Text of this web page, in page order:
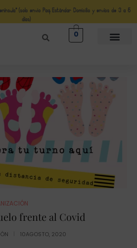
(solo envio Paq Estándar Domicilio y envíos de 3 a 5
días)
0
frente al Covid
10AGOSTO, 2020